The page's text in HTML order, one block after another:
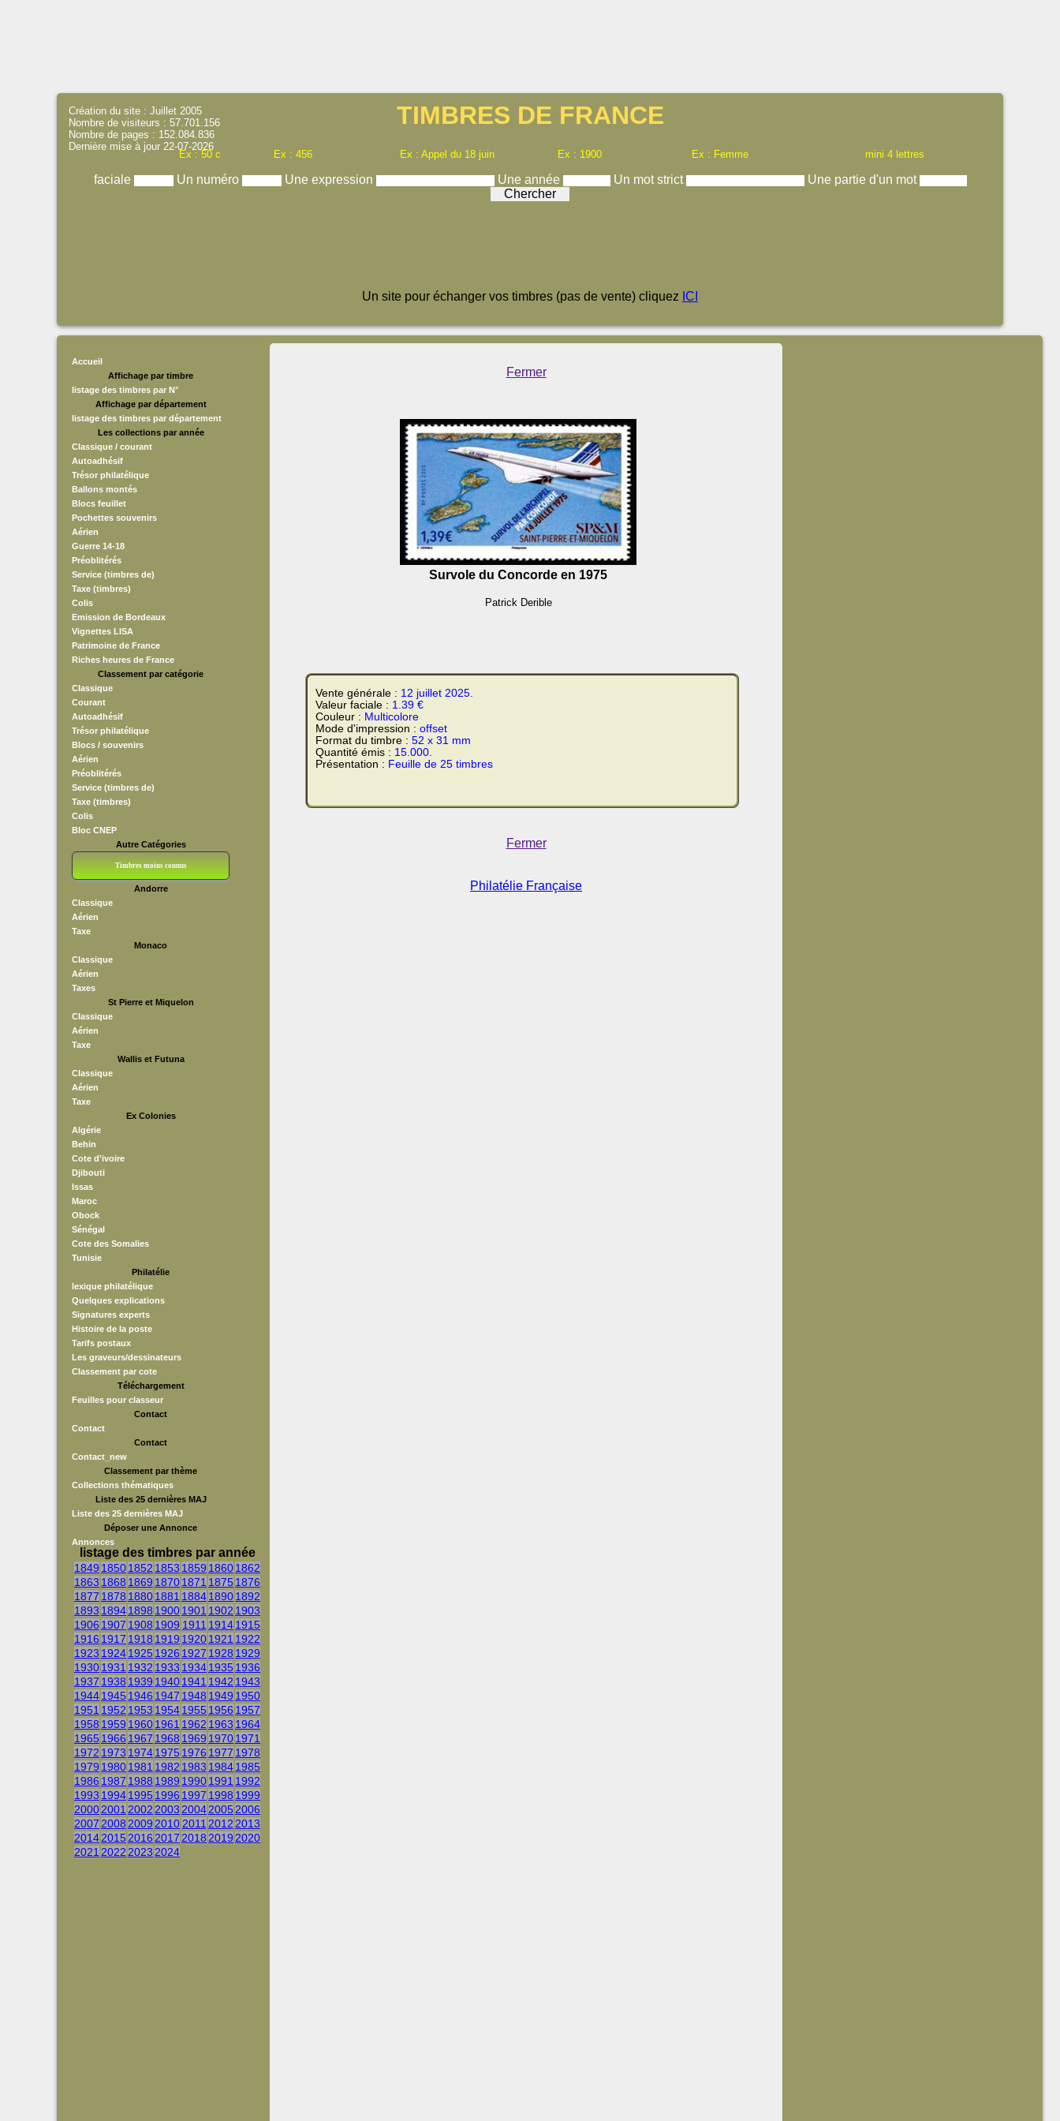
TIMBRES DE FRANCE
Ex : 50 c Ex : 456 Ex : Appel du 18 juin Ex : 1900 Ex : Femme mini 4 lettres
faciale Un numéro Une expression Une année Un mot strict Une partie d'un mot
Création du site : Juillet 2005
Nombre de visiteurs : 57.701.156
Nombre de pages : 152.084.836
Dernière mise à jour 22-07-2026
Un site pour échanger vos timbres (pas de vente) cliquez ICI
Accueil
Affichage par timbre
listage des timbres par N°
Affichage par département
listage des timbres par département
Les collections par année
Classique / courant
Autoadhésif
Trésor philatélique
Ballons montés
Blocs feuillet
Pochettes souvenirs
Aérien
Guerre 14-18
Préoblitérés
Service (timbres de)
Taxe (timbres)
Colis
Emission de Bordeaux
Vignettes LISA
Patrimoine de France
Riches heures de France
Classement par catégorie
Classique
Courant
Autoadhésif
Trésor philatélique
Blocs / souvenirs
Aérien
Préoblitérés
Service (timbres de)
Taxe (timbres)
Colis
Bloc CNEP
Autre Catégories
Timbres moins connus
Andorre
Classique
Aérien
Taxe
Monaco
Classique
Aérien
Taxes
St Pierre et Miquelon
Classique
Aérien
Taxe
Wallis et Futuna
Classique
Aérien
Taxe
Ex Colonies
Algérie
Behin
Cote d'ivoire
Djibouti
Issas
Maroc
Obock
Sénégal
Cote des Somalies
Tunisie
Philatélie
lexique philatélique
Quelques explications
Signatures experts
Histoire de la poste
Tarifs postaux
Les graveurs/dessinateurs
Classement par cote
Téléchargement
Feuilles pour classeur
Contact
Contact
Contact
Contact_new
Classement par thème
Collections thématiques
Liste des 25 dernières MAJ
Liste des 25 dernières MAJ
Déposer une Annonce
Annonces
listage des timbres par année
1849 18501852 1853 1859 18601862
1863 1868 1869 18701871 1875 1876
1877 1878 18801881 188418901892
1893 18941898 19001901 1902 1903
1906 1907 1908 1909 1911 19141915
1916 1917 1918 1919 19201921 1922
1923 19241925 1926 1927 1928 1929
19301931 1932 1933 19341935 1936
1937 1938 1939 19401941 1942 1943
19441945 1946 1947 1948 1949 1950
1951 1952 1953 19541955 1956 1957
1958 1959 19601961 1962 1963 1964
1965 1966 1967 1968 1969 19701971
1972 1973 19741975 1976 1977 1978
1979 19801981 1982 1983 19841985
1986 1987 1988 1989 19901991 1992
1993 19941995 1996 1997 1998 1999
20002001 2002 2003 20042005 2006
2007 2008 2009 2010 2011 2012 2013
20142015 2016 2017 2018 2019 2020
2021 2022 2023 2024
Fermer
Survole du Concorde en 1975
Patrick Derible
Vente générale : 12 juillet 2025.
Valeur faciale : 1.39 €
Couleur : Multicolore
Mode d'impression : offset
Format du timbre : 52 x 31 mm
Quantité émis : 15.000.
Présentation : Feuille de 25 timbres
Fermer
Philatélie Française